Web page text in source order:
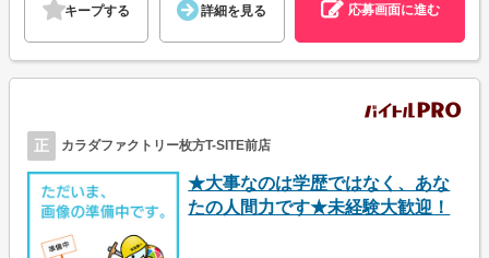
キープする 詳細を見る 応募画面に進む
正 カラダファクトリー枚方T-SITE前店
★大事なのは学歴ではなく、あな
たの人間力です★未経験大歓迎！